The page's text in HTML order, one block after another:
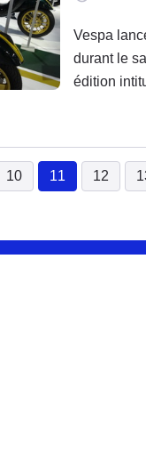
Vespa
durant le
édition
10 11
(current)
12